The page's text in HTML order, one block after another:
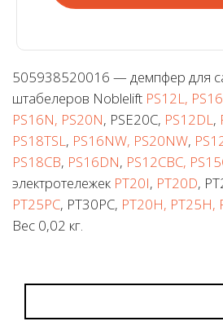
505938520016 — демпфер для
штабелеров Noblelift PS12L,
PS16N, PS20N, PSE20C, PS12DL,
PS18TSL, PS16NW, PS20NW,
PS18CB, PS16DN, PS12CBC,
электротележек PT20I, PT20D,
PT25PC, PT30PC, PT20H, PT25H,
Вес 0,02 кг.